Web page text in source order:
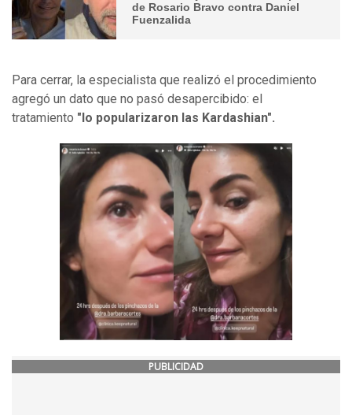
de Rosario Bravo contra Daniel
Fuenzalida
Para cerrar, la especialista que realizó el procedimiento
agregó un dato que no pasó desapercibido: el
tratamiento "lo popularizaron las Kardashian".
PUBLICIDAD